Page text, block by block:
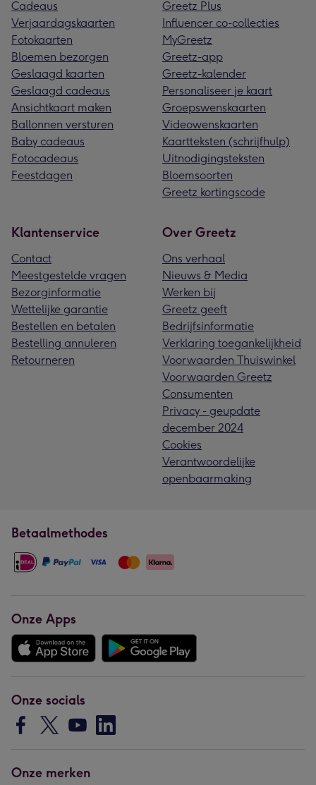
Cadeaus
Verjaardagskaarten
Fotokaarten
Bloemen bezorgen
Geslaagd kaarten
Geslaagd cadeaus
Ansichtkaart maken
Ballonnen versturen
Baby cadeaus
Fotocadeaus
Feestdagen
Greetz Plus
Influencer co-collecties
MyGreetz
Greetz-app
Greetz-kalender
Personaliseer je kaart
Groepswenskaarten
Videowenskaarten
Kaartteksten (schrijfhulp)
Uitnodigingsteksten
Bloemsoorten
Greetz kortingscode
Klantenservice
Contact
Meestgestelde vragen
Bezorginformatie
Wettelijke garantie
Bestellen en betalen
Bestelling annuleren
Retourneren
Over Greetz
Ons verhaal
Nieuws & Media
Werken bij
Greetz geeft
Bedrijfsinformatie
Verklaring toegankelijkheid
Voorwaarden Thuiswinkel
Voorwaarden Greetz
Consumenten
Privacy - geupdate
december 2024
Cookies
Verantwoordelijke
openbaarmaking
Betaalmethodes
Onze Apps
Onze socials
Onze merken